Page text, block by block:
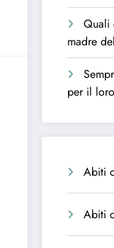
Quali
madre
per il
Abiti
Abiti